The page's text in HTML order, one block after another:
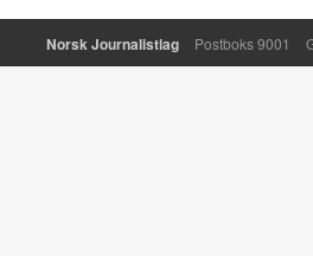
Norsk Journalistlag Postboks 9001